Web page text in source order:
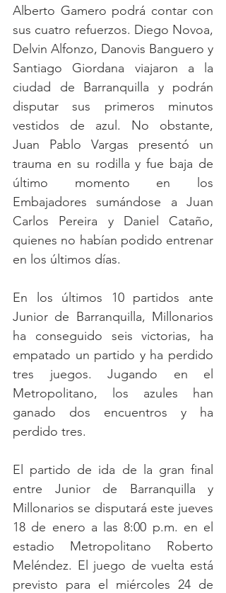
Alberto Gamero podrá contar con
sus cuatro refuerzos. Diego Novoa,
Delvin Alfonzo, Danovis Banguero y
Santiago Giordana viajaron a la
ciudad de Barranquilla y podrán
disputar sus primeros minutos
vestidos de azul. No obstante,
Juan Pablo Vargas presentó un
trauma en su rodilla y fue baja de
último momento en los
Embajadores sumándose a Juan
Carlos Pereira y Daniel Cataño,
quienes no habían podido entrenar
en los últimos días.
En los últimos 10 partidos ante
Junior de Barranquilla, Millonarios
ha conseguido seis victorias, ha
empatado un partido y ha perdido
tres juegos. Jugando en el
Metropolitano, los azules han
ganado dos encuentros y ha
perdido tres.
El partido de ida de la gran final
entre Junior de Barranquilla y
Millonarios se disputará este jueves
18 de enero a las 8:00 p.m. en el
estadio Metropolitano Roberto
Meléndez. El juego de vuelta está
previsto para el miércoles 24 de